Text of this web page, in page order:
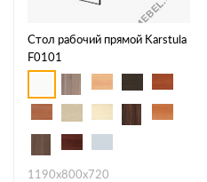
Стол рабочий прямой Karstula
F0101
1190х800х720